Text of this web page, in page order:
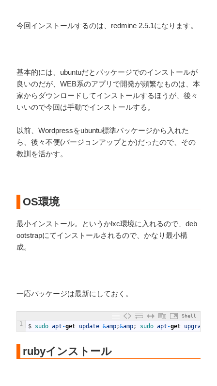
今回インストールするのは、redmine 2.5.1になります。
基本的には、ubuntuだとパッケージでのインストールが
良いのだが、WEB系のアプリで開発が頻繁なものは、本
家からダウンロードしてインストールするほうが、後々
いいので今回は手動でインストールする。
以前、Wordpressをubuntu標準パッケージから入れた
ら、後々不便(バージョンアップとか)だったので、その
教訓を活かす。
OS環境
最小インストール。というかlxc環境に入れるので、deb
ootstrapにてインストールされるので、かなり最小構
成。
一応パッケージは最新にしておく。
Shell
1 $ sudo apt -get update &amp;&amp; sudo apt -get upgrade
rubyインストール